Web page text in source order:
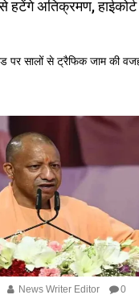
हटेंगे अतिक्रमण,
पर सालों से ट्रैफिक जाम की
News Writer Editor 0